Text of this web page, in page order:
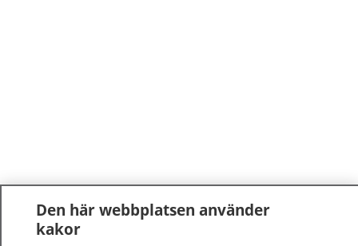
Den här webbplatsen använder
kakor